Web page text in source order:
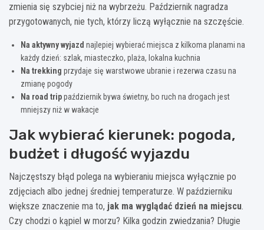
zmienia się szybciej niż na wybrzeżu. Październik nagradza
przygotowanych, nie tych, którzy liczą wyłącznie na szczęście.
Na aktywny wyjazd najlepiej wybierać miejsca z kilkoma planami na
każdy dzień: szlak, miasteczko, plaża, lokalna kuchnia
Na trekking przydaje się warstwowe ubranie i rezerwa czasu na
zmianę pogody
Na road trippaździernik bywa świetny, bo ruch na drogach jest
mniejszy niż w wakacje
Jak wybierać kierunek: pogoda,
budżet i długość wyjazdu
Najczęstszy błąd polega na wybieraniu miejsca wyłącznie po
zdjęciach albo jednej średniej temperaturze. W październiku
większe znaczenie ma to, jak ma wyglądać dzień na miejscu.
Czy chodzi o kąpiel w morzu? Kilka godzin zwiedzania? Długie